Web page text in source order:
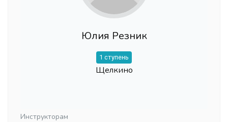
Юлия Резник
1 ступень
Щелкино
Инструкторам